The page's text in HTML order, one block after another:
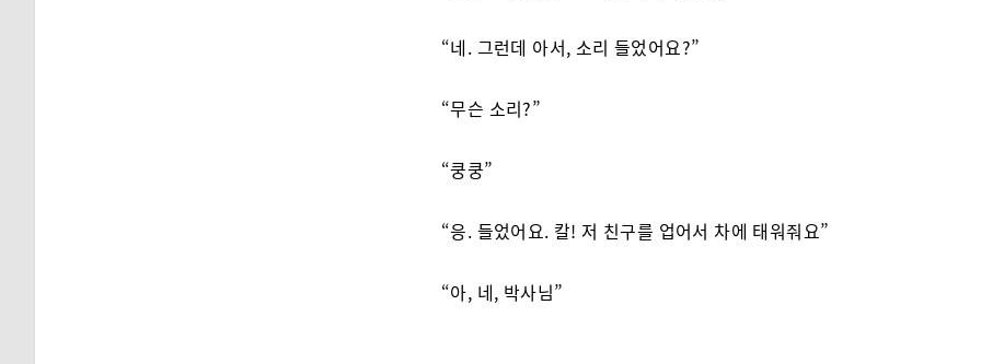
“네. 그런데 아서, 소리 들었어요?”
“무슨 소리?”
“쿵쿵”
“응. 들었어요. 칼! 저 친구를 업어서 차에 태워줘요”
“아, 네, 박사님”